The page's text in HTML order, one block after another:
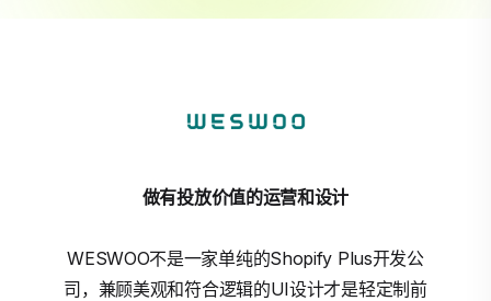
做有投放价值的运营和设计
WESWOO不是一家单纯的Shopify Plus开发公
司，兼顾美观和符合逻辑的UI设计才是轻定制前